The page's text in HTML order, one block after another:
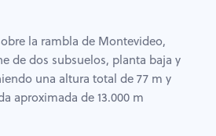
la rambla de Montevideo,
de dos subsuelos, planta baja y
una altura total de 77 m y
aproximada de 13.000 m